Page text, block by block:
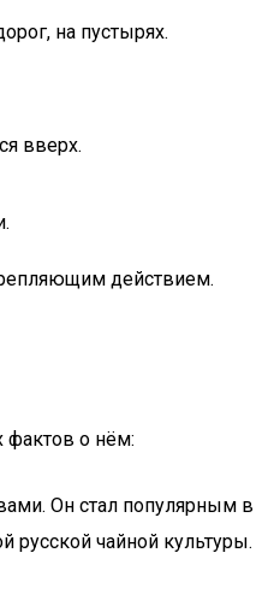
на пустырях.
вверх.
действием.
фактов о нём:
Он стал популярным в
русской чайной культуры.